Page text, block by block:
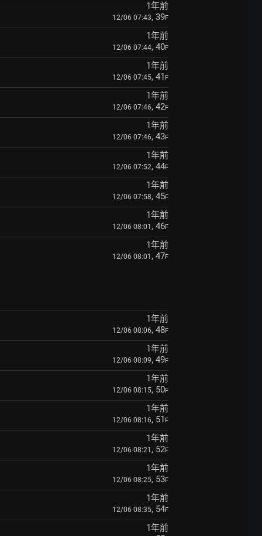
1年前
12/06 07:43, 39F
1年前
12/06 07:44, 40F
1年前
12/06 07:45, 41 F
1年前
12/06 07:46, 42F
1年前
12/06 07:46, 43F
1年前
12/06 07:52, 44F
1年前
12/06 07:58, 45F
1年前
12/06 08:01 , 46F
1年前
12/06 08:01 , 47F
1年前
12/06 08:06, 48F
1年前
12/06 08:09, 49F
1年前
12/06 08:15, 50F
1年前
12/06 08:16, 51 F
1年前
12/06 08:21 , 52F
1年前
12/06 08:25, 53F
1年前
12/06 08:35, 54F
1年前